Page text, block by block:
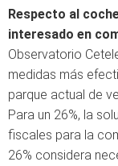
Respecto al
interesado en
Observatorio
medidas más
parque actual de
Para un 26%, la
fiscales para la
26% considera